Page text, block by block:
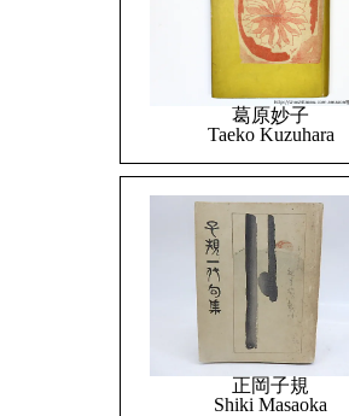
葛原妙子
Taeko Kuzuhara
正岡子規
Shiki Masaoka